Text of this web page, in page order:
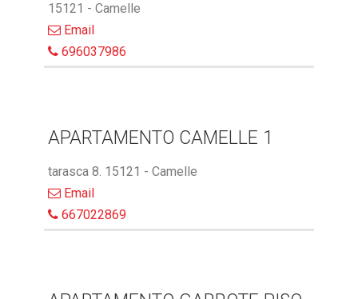
15121 - Camelle
Email
696037986
APARTAMENTO CAMELLE 1
tarasca 8. 15121 - Camelle
Email
667022869